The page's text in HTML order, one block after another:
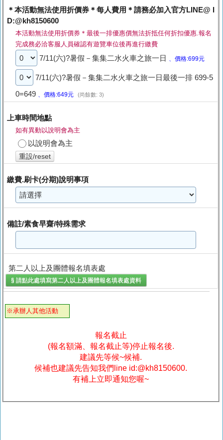
＊本活動無法使用折價券＊每人費用＊請務必加入官方LINE@ I
D:@kh8150600
本活動無法使用折價券＊最後一排優惠價無法折抵任何折扣優惠.報名
完成務必洽客服人員確認有遊覽車位後再進行繳費
7/11(六)?暑假－集集二水火車之旅一日 、價格:699元
7/11(六)?暑假－集集二水火車之旅一日最後一排 699-5
0=649 、價格:649元 (尚餘數: 3)
上車時間地點
如有異動以說明會為主
以說明會為主
重設/reset
繳費.刷卡(分期)說明事項
備註/素食早齋/特殊需求
第二人以上及團體報名填表處
§ 請點此處填寫第二人以上及團體報名填表處資料
※承辦人其他活動
報名截止
(報名額滿、報名截止等)停止報名後.
建議先等候~候補.
候補也建議先告知我們line id:@kh8150600.
有補上立即通知您喔~